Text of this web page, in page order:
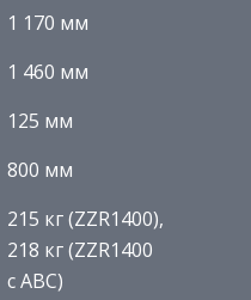
1 170 мм
1 460 мм
125 мм
800 мм
215 кг (ZZR1400),
218 кг (ZZR1400
с АВС)